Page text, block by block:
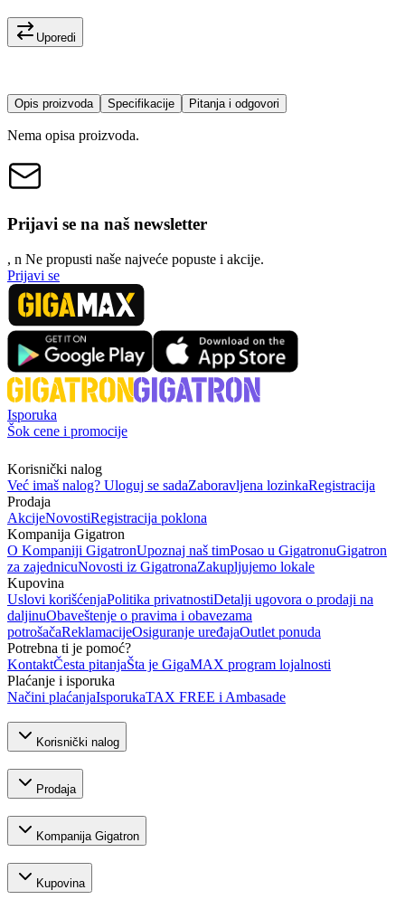
Uporedi
Opis proizvoda Specifikacije Pitanja i odgovori
Nema opisa proizvoda.
Prijavi se na naš newsletter
, n Ne propusti naše najveće popuste i akcije.
Prijavi se
Isporuka
Šok cene i promocije
Korisnički nalog
Već imaš nalog? Uloguj se sadaZaboravljena lozinkaRegistracija
Prodaja
AkcijeNovostiRegistracija poklona
Kompanija Gigatron
O Kompaniji GigatronUpoznaj naš timPosao u GigatronuGigatron
za zajednicuNovosti iz GigatronaZakupljujemo lokale
Kupovina
Uslovi korišćenjaPolitika privatnostiDetalji ugovora o prodaji na
daljinuObaveštenje o pravima i obavezama
potrošačaReklamacijeOsiguranje uređajaOutlet ponuda
Potrebna ti je pomoć?
KontaktČesta pitanjaŠta je GigaMAX program lojalnosti
Plaćanje i isporuka
Načini plaćanjaIsporukaTAX FREE i Ambasade
Korisnički nalog
Prodaja
Kompanija Gigatron
Kupovina